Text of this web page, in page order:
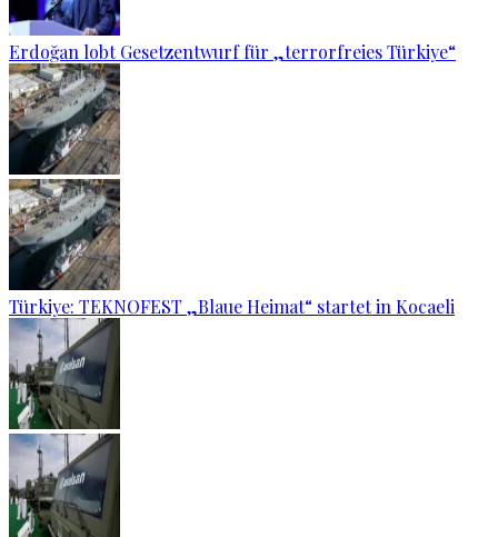
Erdoğan lobt Gesetzentwurf für „terrorfreies Türkiye“
Türkiye: TEKNOFEST „Blaue Heimat“ startet in Kocaeli